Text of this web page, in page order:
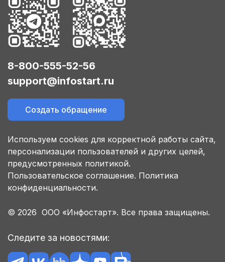
8-800-555-52-56
support@infostart.ru
Создать обращение
Используем cookies для корректной работы сайта,
персонализации пользователей и других целей,
предусмотренных политикой.
Пользовательское соглашение. Политика
конфиденциальности.
© 2026 ООО «Инфостарт». Все права защищены.
Следите за новостями: